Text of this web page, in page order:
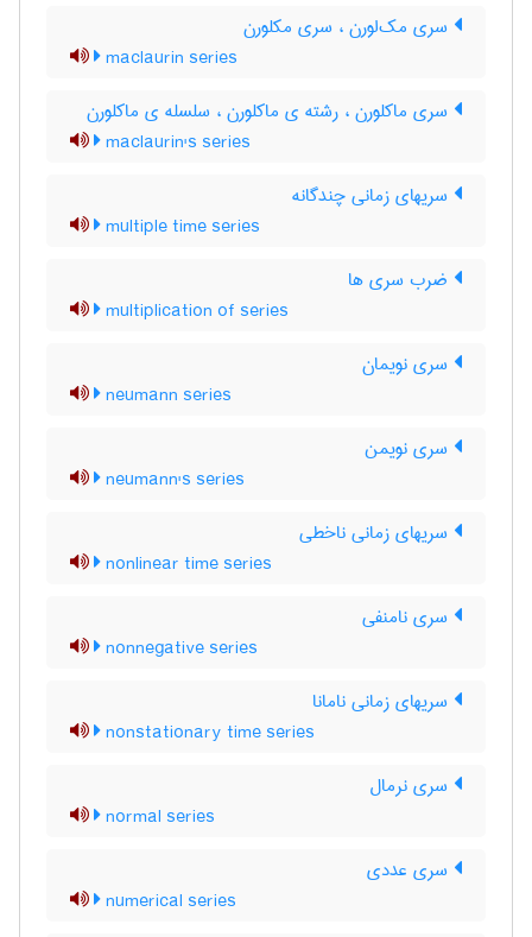
سری مک‌لورن ، سری مکلورن
maclaurin series
سری ماکلورن ، رشته ی ماکلورن ، سلسله ی ماکلورن
maclaurin's series
سریهای زمانی چندگانه
multiple time series
ضرب سری ها
multiplication of series
سری نویمان
neumann series
سری نویمن
neumann's series
سریهای زمانی ناخطی
nonlinear time series
سری نامنفی
nonnegative series
سریهای زمانی نامانا
nonstationary time series
سری نرمال
normal series
سری عددی
numerical series